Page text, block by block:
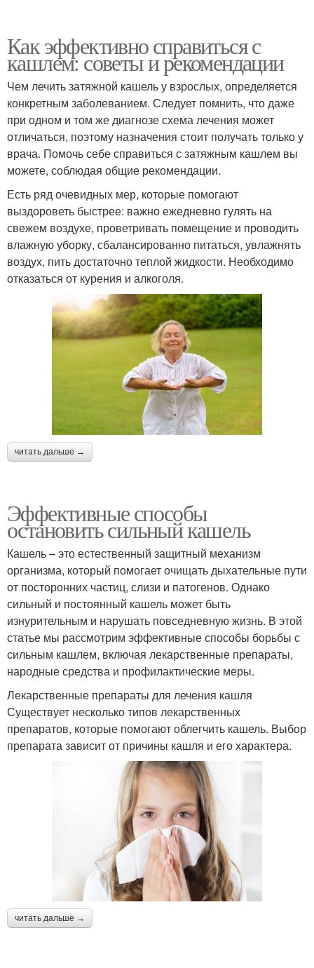
Как эффективно справиться с
кашлем: советы и рекомендации
Чем лечить затяжной кашель у взрослых, определяется
конкретным заболеванием. Следует помнить, что даже
при одном и том же диагнозе схема лечения может
отличаться, поэтому назначения стоит получать только у
врача. Помочь себе справиться с затяжным кашлем вы
можете, соблюдая общие рекомендации.
Есть ряд очевидных мер, которые помогают
выздороветь быстрее: важно ежедневно гулять на
свежем воздухе, проветривать помещение и проводить
влажную уборку, сбалансированно питаться, увлажнять
воздух, пить достаточно теплой жидкости. Необходимо
отказаться от курения и алкоголя.
читать дальше →
Эффективные способы
остановить сильный кашель
Кашель – это естественный защитный механизм
организма, который помогает очищать дыхательные пути
от посторонних частиц, слизи и патогенов. Однако
сильный и постоянный кашель может быть
изнурительным и нарушать повседневную жизнь. В этой
статье мы рассмотрим эффективные способы борьбы с
сильным кашлем, включая лекарственные препараты,
народные средства и профилактические меры.
Лекарственные препараты для лечения кашля
Существует несколько типов лекарственных
препаратов, которые помогают облегчить кашель. Выбор
препарата зависит от причины кашля и его характера.
читать дальше →